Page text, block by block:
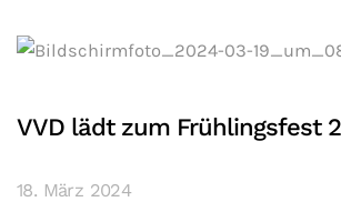
VVD lädt zum Frühlingsfest
18. März 2024